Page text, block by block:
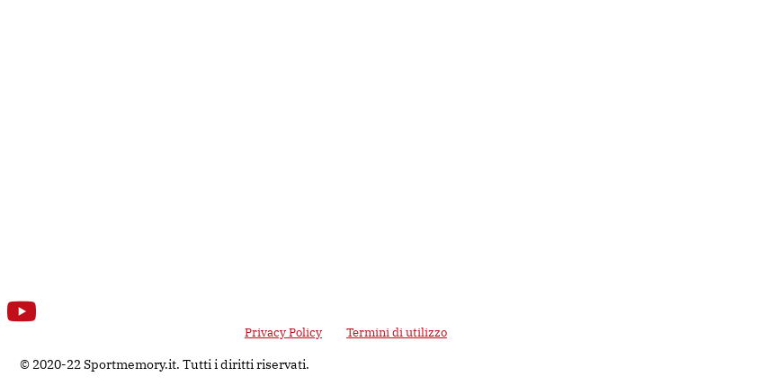
Privacy Policy Termini di utilizzo
© 2020-22 Sportmemory.it. Tutti i diritti riservati.